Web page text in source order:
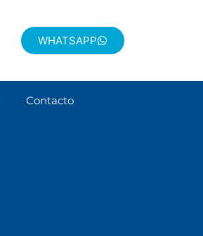
WHATSAPP
Contacto